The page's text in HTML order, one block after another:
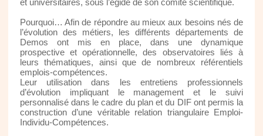
Pourquoi… Afin de répondre au mieux aux besoins nés de
l’évolution des métiers, les différents départements de
Demos ont mis en place, dans une dynamique
prospective et opérationnelle, des observatoires liés à
leurs thématiques, ainsi que de nombreux référentiels
emplois-compétences.
Leur utilisation dans les entretiens professionnels
d’évolution impliquant le management et le suivi
personnalisé dans le cadre du plan et du DIF ont permis la
construction d’une véritable relation triangulaire Emploi-
Individu-Compétences.